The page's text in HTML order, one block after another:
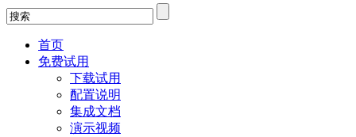
首页
免费试用
下载试用
配置说明
集成文档
演示视频